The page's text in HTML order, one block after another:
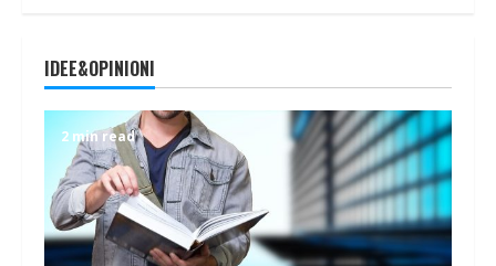
IDEE&OPINIONI
2 min read